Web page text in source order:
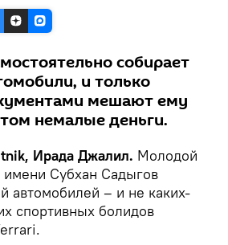
собирает
и только
мешают ему
немалые деньги.
Ирада Джалил. Молодой
Субхан Садыгов
автомобилей – и не каких-
спортивных болидов